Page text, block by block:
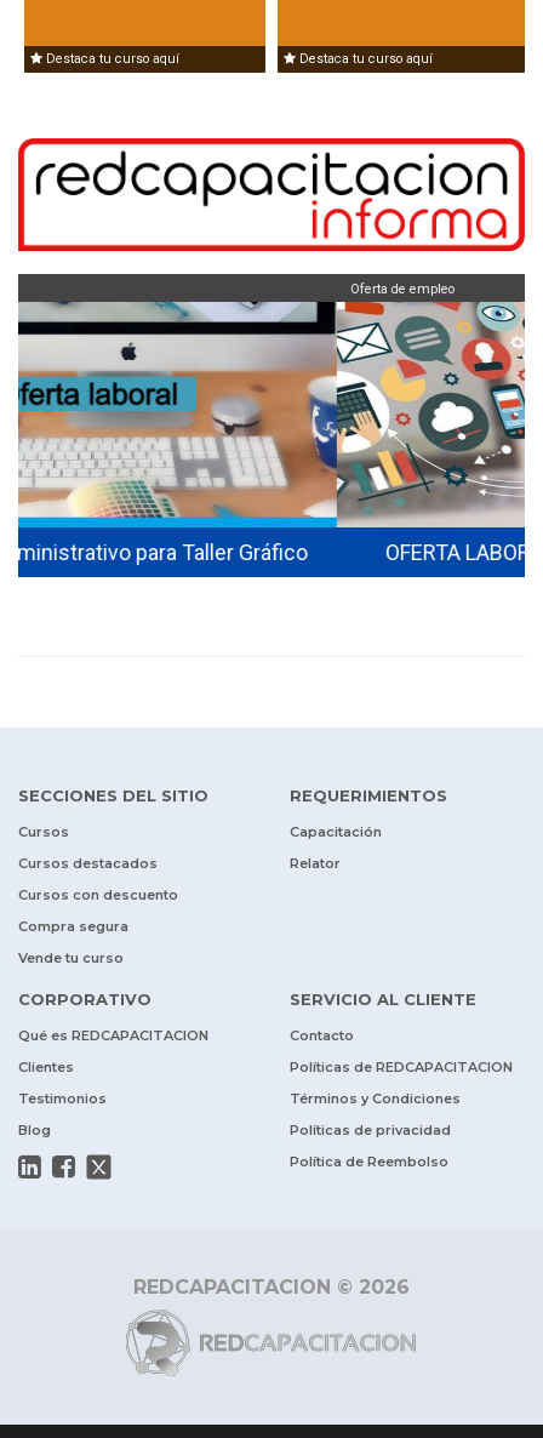
Destaca tu curso aquí Destaca tu curso aquí
OFERTA LABORAL DISEÑADOR(A) GRÁFICO
SECCIONES DEL SITIO
Cursos
Cursos destacados
Cursos con descuento
Compra segura
Vende tu curso
REQUERIMIENTOS
Capacitación
Relator
CORPORATIVO
Qué es REDCAPACITACION
Clientes
Testimonios
Blog
SERVICIO AL CLIENTE
Contacto
Políticas de REDCAPACITACION
Términos y Condiciones
Políticas de privacidad
Política de Reembolso
REDCAPACITACION © 2026